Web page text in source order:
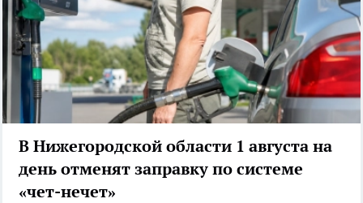
В Нижегородской области 1 августа на
день отменят заправку по системе
«чет-нечет»